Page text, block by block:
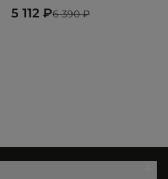
6 390 ₽
5 112 ₽